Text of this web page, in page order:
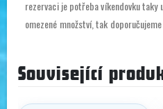
rezervaci je potřeba víkendovku
omezené množství, tak
Související